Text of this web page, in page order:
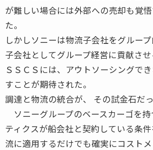
が難しい場合には外部への売却も覚
た。
しかしソニーは物流子会社をグルー
子会社としてグループ経営に貢献させ
ＳＳＣＳには、アウトソーシングで
すことが期待された。
調達と物流の統合が、 その試金石だっ
ソニーグループのベースカーゴを
ティクスが船会社と契約している条
流に適用するだけでも確実にコストメ